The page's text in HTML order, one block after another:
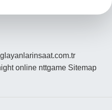
online nttgame Sitemap